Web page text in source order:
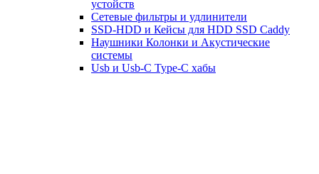
устойств
Сетевые фильтры и удлинители
SSD-HDD и Кейсы для HDD SSD Caddy
Наушники Колонки и Акустические
системы
Usb и Usb-C Type-C хабы